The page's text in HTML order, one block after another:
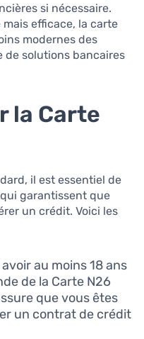
si nécessaire.
efficace, la carte
modernes des
de solutions bancaires
la Carte
il est essentiel de
garantissent que
un crédit. Voici les
au moins 18 ans
de la Carte N26
que vous êtes
un contrat de crédit